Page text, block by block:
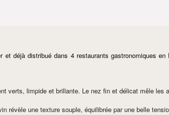
déjà distribué dans 4 restaurants gastronomiques
verts, limpide et brillante. Le nez fin et délicat mêle
révèle une texture souple, équilibrée par une belle